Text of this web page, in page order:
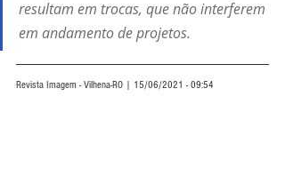
resultam em trocas, que não interferem
em andamento de projetos.
Revista Imagem - Vilhena-RO | 15/06/2021 - 09:54